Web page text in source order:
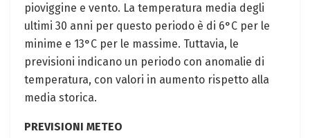
pioviggine e vento. La temperatura media degli
ultimi 30 anni per questo periodo è di 6°C per le
minime e 13°C per le massime. Tuttavia, le
previsioni indicano un periodo con anomalie di
temperatura, con valori in aumento rispetto alla
media storica.
PREVISIONI METEO